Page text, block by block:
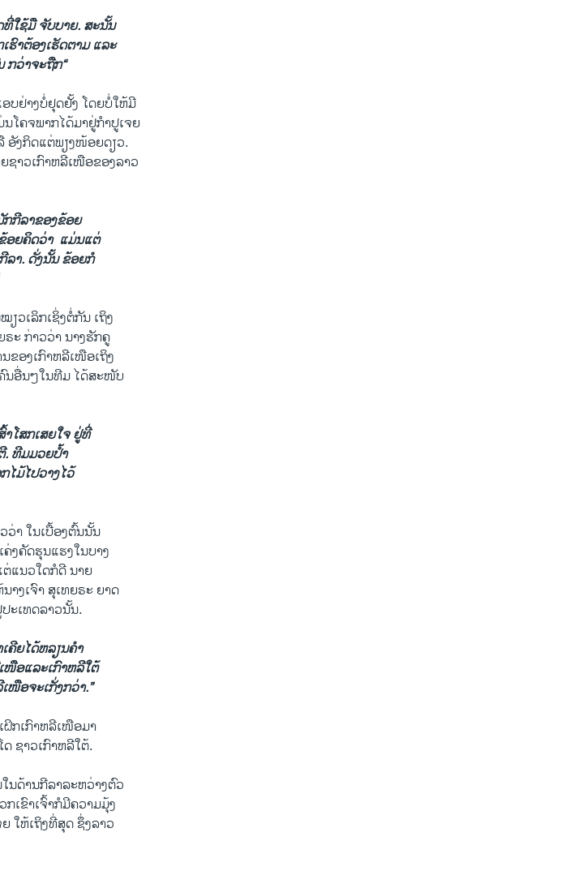
ໃຊ້​ມື ​ຈັບບາຍ. ສະ​ນັ້ນ
ຮົາ​ຕ້ອງ​ເຮັດ​ຕາມ​ ​ແລະ
ກວ່າ​ຈະ​ຖືກ“
ບ​ຢ່າງ​ບໍ່​ຢຸດ​ຢັ້ງ ​ໂດຍ​ບໍ່​ໃຫ້​ມີ
ໂຄ​ຈພາກ​ໄດ້​ມາຢູ່ກໍາປູ​ເຈຍ
ອັງກິດ​ແຕ່​ພຽງ​ໜ້ອຍ​ດຽວ.
າວ​ເກົາ​ຫລີ​ເໜືອຂອງ​ລາວ
ກກີລາ​ຂອງ​ຂ້ອຍ
ອຍ​ຄິດ​ວ່າ​ ​ ​ແມ່ນແຕ່
ລາ. ດັ່ງ​ນັ້ນ ​ຂ້ອຍກໍ
ວ​ເລິກ​ເຊິ່ງຕໍ່​ກັນ ​ເຖິງ
ະ ກ່າວ​ວ່າ ນາງ​ຮັກ​ຄູ
ຂອງ​ເກົາຫລີ​ເໜືອ​ເຖິງ
ນ​ອື່ນ​ໆ​ໃນ​ທີ​ມ ໄດ້​ສະໜັບ
ໂສກ​ເສຍ​ໃຈ ​ຢູ່​ທີ່
ທີ​ມມວຍປໍ້າ​
ໄມ້​ໄປ​ວາງ​ໄວ້
ວ່າ ​ໃນເບື້ອງ​ຕົ້ນ​ນັ້ນ
ງ​ຄັດ​ຮຸນ​ແຮງ​ໃນ​ບາງ​
ແນວ​ໃດ​ກໍ​ດີ ນາຍ
າງເຈົາ ​ສຸ​ເທ​ຍຣະ ​ຍາດ
ະ​ເທດລາວ​ນັ້ນ.
ຄີຍໄດ້​ຫລຽນ​ຄໍາ
ໜືອ​ແລະເກົາຫລີໃຕ້
ເໜືອ​ຈະ​ເກັ່ງ​ກວ່າ.”
ກເກົາຫລີ​ເໜືອ​ມາ
ຊາວ​ເກົາຫລີ​ໃຕ້.
ນ​ດ້ານ​ກີລາ​ລະຫວ່າງ​ຕົວ
ເຂົາ​ເຈົ້າກໍ​ມີຄວາມ​ມຸ້ງ
ໃຫ້​ເຖິງ​ທີ່​ສຸດ ຊຶ່ງ​ລາວ